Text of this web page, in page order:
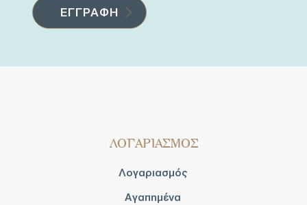
ΛΟΓΑΡΙΑΣΜΟΣ
Λογαριασμός
Αγαπημένα